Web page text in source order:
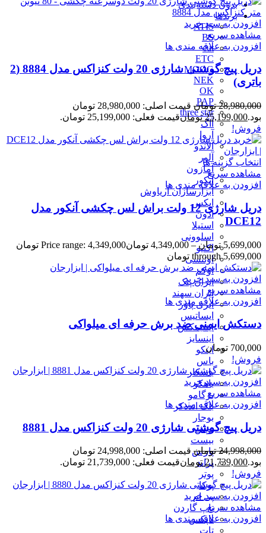
بدون دسته‌بندی
برندها
ATIS
BS
cut
ETC
MOOG
NEK
OK
PAP
three star
آاگ
آروا
آلاندو
آلور
آمازون
آنکور
ابزارسازان آریاوش
اپکس
ادون
استیلا
اسلوونی
اکتیو
اوتنسی
اوکم
ایران پتک
ایران سهند
ایزی پاور
ایساتیس
اینتیمکس
اینسایز
اینکو
باس
باسکار
باهکو
برگامو
بلک انددکر
بوجار
بوش
بیست
پارس
پراید
پوتر
پوکا
پی ام
تاپ گاردن
تاپکس
تات
افزودن به سبد خرید
مشاهده سریع
افزودن به علاقه مندی ها
دریل پیچ گوشتی شارژی 20 ولت کنزاکس مدل 8884 (2
باتری)
28,980,000 تومان
قیمت اصلی: 28,980,000 تومان
بود.25,199,000 تومانقیمت فعلی: 25,199,000 تومان.
فروش!
انتخاب گزینه ها
مشاهده سریع
افزودن به علاقه مندی ها
دریل شارژی 12 ولت براش لس چکشی آنکور مدل
DCE12
5,699,000 تومان –
4,349,000 تومان
Price range: 4,349,000 تومان
through 5,699,000 تومان
افزودن به سبد خرید
مشاهده سریع
افزودن به علاقه مندی ها
دستکش ایمنی ضد برش حرفه ای میلواکی
700,000 تومان
فروش!
افزودن به سبد خرید
مشاهده سریع
افزودن به علاقه مندی ها
دریل پیچ گوشتی شارژی 20 ولت کنزاکس مدل 8881
24,998,000 تومان
قیمت اصلی: 24,998,000 تومان
بود.21,739,000 تومانقیمت فعلی: 21,739,000 تومان.
فروش!
افزودن به سبد خرید
مشاهده سریع
افزودن به علاقه مندی ها